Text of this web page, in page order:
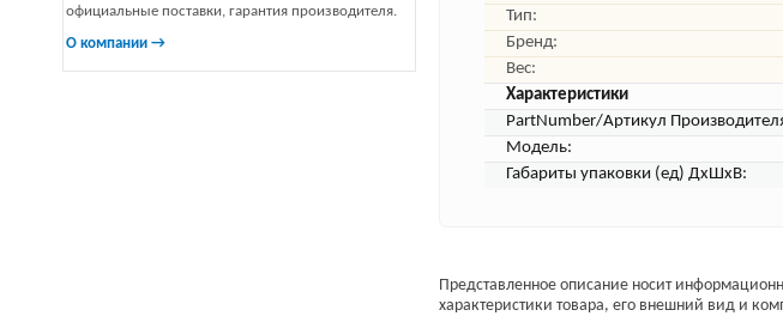
официальные поставки, гарантия производителя.
О компании →
Тип:
Бренд:
Вес:
Характеристики
PartNumber/Артикул
Модель:
Габариты упаковки (ед) ДхШхВ:
Представленное описание носит
характеристики товара, его внешний вид и